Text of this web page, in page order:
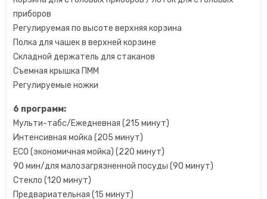
приборов
Регулируемая по высоте верхняя корзина
Полка для чашек в верхней корзине
Складной держатель для стаканов
Съемная крышка ПММ
Регулируемые ножки
6 программ:
Мульти-табс/Ежедневная (215 минут)
Интенсивная мойка (205 минут)
ECO (экономичная мойка) (220 минут)
90 мин/для малозагрязненной посуды (90 минут)
Стекло (120 минут)
Предвариательная (15 минут)
Соковарка
Соковыжималки
Су-вид
Сэндвичницы
Термопоты
Тостеры